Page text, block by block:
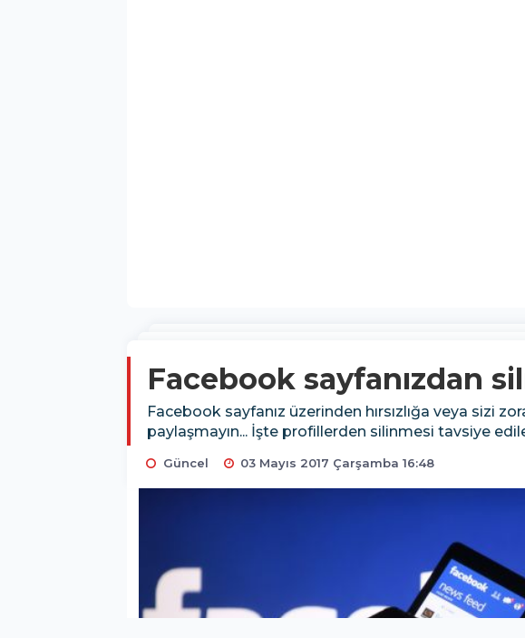
Facebook sayfanızdan
Facebook sayfanız üzerinden hırsızlığa veya sizi
paylaşmayın... İşte profillerden silinmesi tavsiye
Güncel 03 Mayıs 2017 Çarşamba 16:48